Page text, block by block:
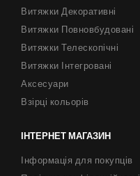
Витяжки Декоративні
Витяжки Повновбудовані
Витяжки Телескопічні
Витяжки Інтегровані
Аксесуари
Взірці кольорів
ІНТЕРНЕТ МАГАЗИН
Інформація для покупців